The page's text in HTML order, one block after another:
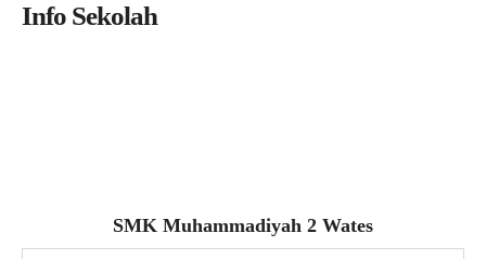
Info Sekolah
SMK Muhammadiyah 2 Wates